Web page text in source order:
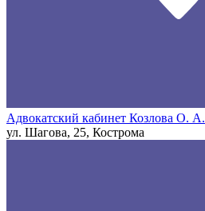
Адвокатский кабинет Козлова О. А.
ул. Шагова, 25, Кострома